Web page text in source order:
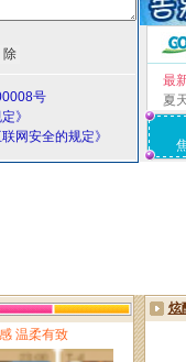
号
》
网安全的规定》
最
夏